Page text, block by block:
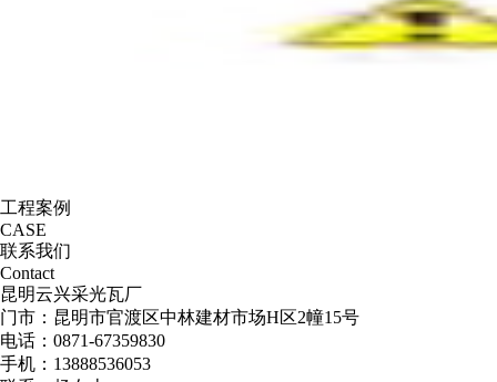
工程案例
CASE
联系我们
Contact
昆明云兴采光瓦厂
门市：昆明市官渡区中林建材市场H区2幢15号
电话：0871-67359830
手机：13888536053